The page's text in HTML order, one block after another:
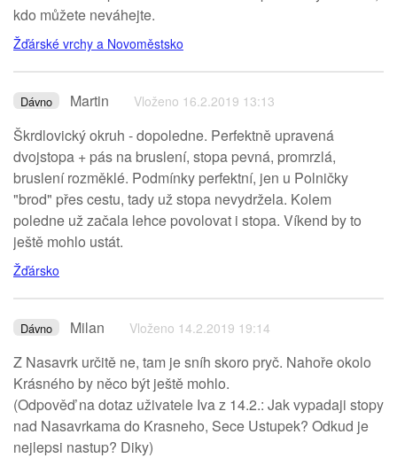
kdo můžete neváhejte.
Žďárské vrchy a Novoměstsko
Dávno Martin Vloženo 16.2.2019 13:13
Škrdlovický okruh - dopoledne. Perfektně upravená
dvojstopa + pás na bruslení, stopa pevná, promrzlá,
bruslení rozměklé. Podmínky perfektní, jen u Polničky
"brod" přes cestu, tady už stopa nevydržela. Kolem
poledne už začala lehce povolovat i stopa. Víkend by to
ještě mohlo ustát.
Žďársko
Dávno Milan Vloženo 14.2.2019 19:14
Z Nasavrk určitě ne, tam je sníh skoro pryč. Nahoře okolo
Krásného by něco být ještě mohlo.
(Odpověď na dotaz uživatele Iva z 14.2.: Jak vypadaji stopy
nad Nasavrkama do Krasneho, Sece Ustupek? Odkud je
nejlepsi nastup? Diky)